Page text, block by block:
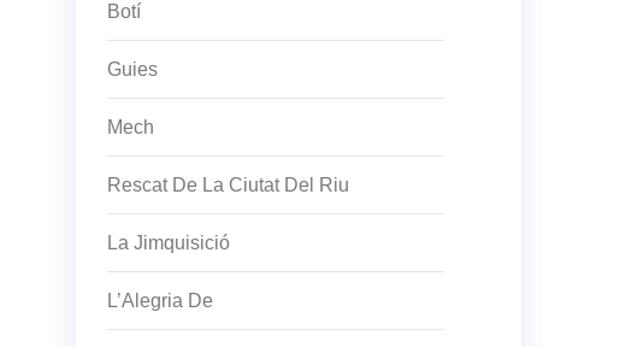
Botí
Guies
Mech
Rescat De La Ciutat Del Riu
La Jimquisició
L’Alegria De